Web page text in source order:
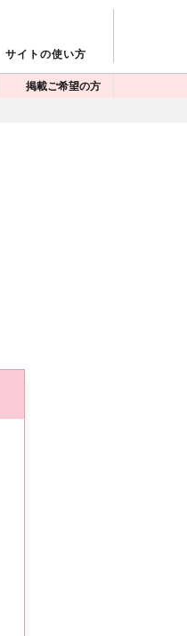
サイトの使い方
掲載ご希望の方